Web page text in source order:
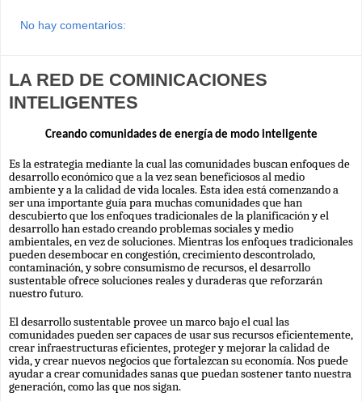
No hay comentarios:
LA RED DE COMINICACIONES
INTELIGENTES
Creando comunidades de energía de modo inteligente
Es la estrategia mediante la cual las comunidades buscan enfoques de
desarrollo económico que a la vez sean beneficiosos al medio
ambiente y a la calidad de vida locales. Esta idea está comenzando a
ser una importante guía para muchas comunidades que han
descubierto que los enfoques tradicionales de la planificación y el
desarrollo han estado creando problemas sociales y medio
ambientales, en vez de soluciones. Mientras los enfoques tradicionales
pueden desembocar en congestión, crecimiento descontrolado,
contaminación, y sobre consumismo de recursos, el desarrollo
sustentable ofrece soluciones reales y duraderas que reforzarán
nuestro futuro.
El desarrollo sustentable provee un marco bajo el cual las
comunidades pueden ser capaces de usar sus recursos eficientemente,
crear infraestructuras eficientes, proteger y mejorar la calidad de
vida, y crear nuevos negocios que fortalezcan su economía. Nos puede
ayudar a crear comunidades sanas que puedan sostener tanto nuestra
generación, como las que nos sigan.